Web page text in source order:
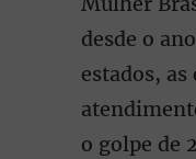
desde o
estados, as
o golpe de